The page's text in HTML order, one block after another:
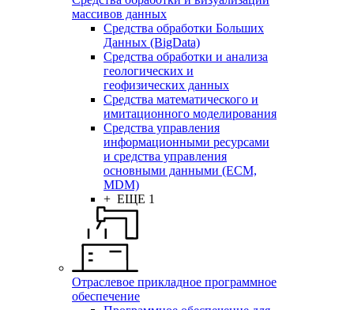
массивов данных
Средства обработки Больших
Данных (BigData)
Средства обработки и анализа
геологических и
геофизических данных
Средства математического и
имитационного моделирования
Средства управления
информационными ресурсами
и средства управления
основными данными (ECM,
MDM)
+ ЕЩЕ 1
Отраслевое прикладное программное
обеспечение